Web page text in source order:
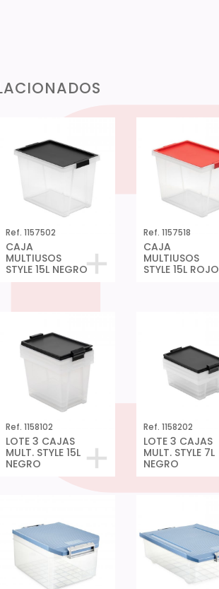
Ref. 1157502
CAJA
MULTIUSOS
STYLE 15L NEGRO
Ref. 1157518
CAJA
MULTIUSOS
STYLE 15L ROJO
Ref. 1158102
LOTE 3 CAJAS
MULT. STYLE 15L
NEGRO
Ref. 1158202
LOTE 3 CAJAS
MULT. STYLE 7L
NEGRO